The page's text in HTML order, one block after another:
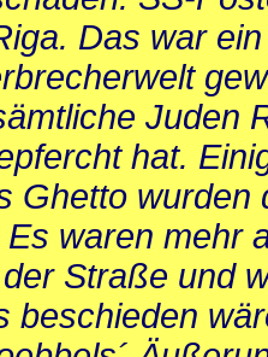
Das war
Juden
hat.
Ghetto wurden
waren mehr
Straße und
beschieden